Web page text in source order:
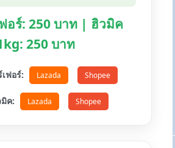
อร์: 250 บาท | ฮิวมิค
250 บาท
ฟอร์: Lazada Shopee
ค: Lazada Shopee